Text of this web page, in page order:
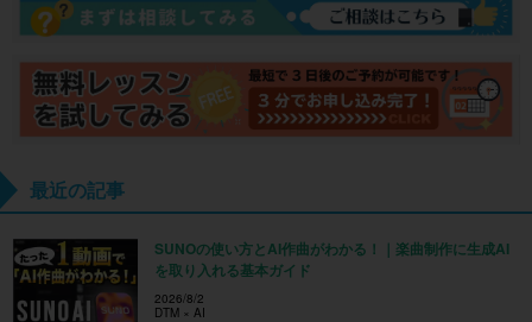
最近の記事
SUNOの使い方とAI作曲がわかる！｜楽曲制作に生成AI
を取り入れる基本ガイド
2026/8/2
DTM × AI